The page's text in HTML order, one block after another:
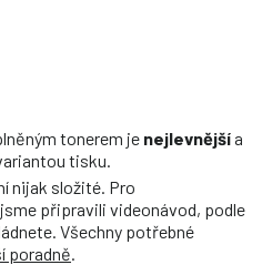
tonerem je nejlevnějšía
tisku.
nijak složité. Pro
připravili videonávod, podle
Všechny potřebné
poradně.